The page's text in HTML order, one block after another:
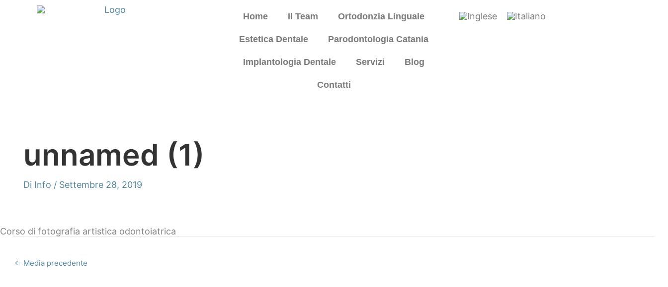
Home Il Team Ortodonzia Linguale
Estetica Dentale Parodontologia Catania
Implantologia Dentale Servizi Blog
Contatti
unnamed (1)
Di Info / Settembre 28, 2019
Corso di fotografia artistica odontoiatrica
← Media precedente